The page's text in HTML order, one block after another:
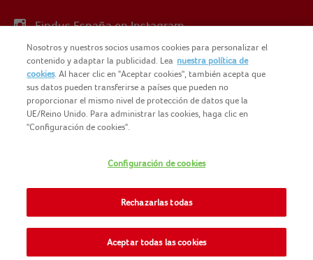
Findus España en Instagram
Findus España en X
POLÍTICA DE PRIVACIDAD
MAPA DEL SITIO
TÉRMINOS Y CONDICIONES
FINDUS FOOD SERVICES
COOKIES
CONTACTO
Nosotros y nuestros socios usamos cookies para personalizar el
contenido y adaptar la publicidad. Lea nuestra política de
cookies. Al hacer clic en "Aceptar cookies", también acepta que
sus datos pueden transferirse a países que pueden no
proporcionar el mismo nivel de protección de datos que la
UE/Reino Unido. Para administrar las cookies, haga clic en
"Configuración de cookies".
Configuración de cookies
Rechazarlas todas
Aceptar todas las cookies